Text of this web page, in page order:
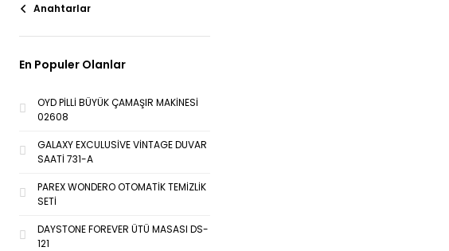
Anahtarlar
En Populer Olanlar
OYD PİLLİ BÜYÜK ÇAMAŞIR MAKİNESİ
02608
GALAXY EXCULUSİVE VİNTAGE DUVAR
SAATİ 731-A
PAREX WONDERO OTOMATİK TEMİZLİK
SETİ
DAYSTONE FOREVER ÜTÜ MASASI DS-
121